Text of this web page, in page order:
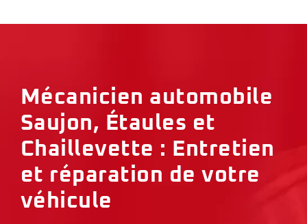
Mécanicien automobile
Saujon, Étaules et
Chaillevette : Entretien
et réparation de votre
véhicule